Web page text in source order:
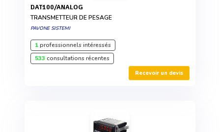
DAT100/ANALOG
TRANSMETTEUR DE PESAGE
PAVONE SISTEMI
1professionnels intéressés
533 consultations récentes
Recevoir un devis